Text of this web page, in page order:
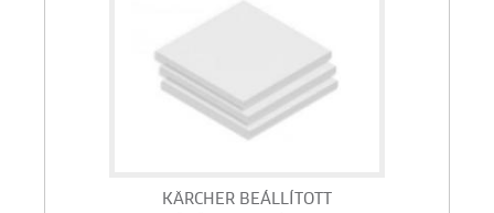
KÄRCHER BEÁLLÍTOTT